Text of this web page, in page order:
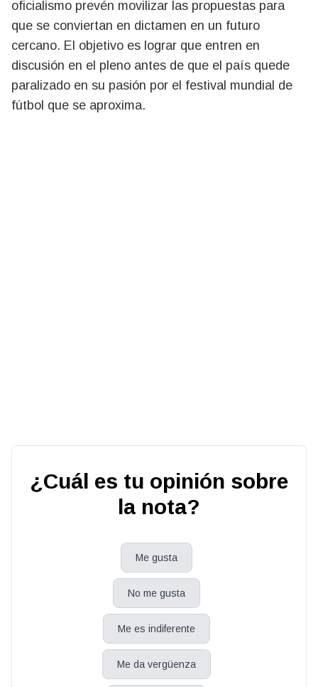
oficialismo prevén movilizar las propuestas para
que se conviertan en dictamen en un futuro
cercano. El objetivo es lograr que entren en
discusión en el pleno antes de que el país quede
paralizado en su pasión por el festival mundial de
fútbol que se aproxima.
¿Cuál es tu opinión sobre
la nota?
Me gusta
No me gusta
Me es indiferente
Me da vergüenza